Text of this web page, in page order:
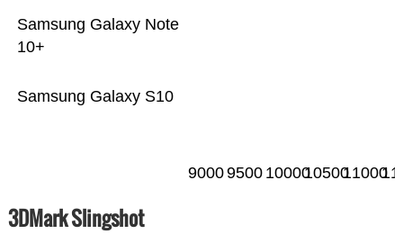
Samsung Galaxy S10
Samsung Galaxy Note
10+
90009500 100001050011000
3DMark Slingshot